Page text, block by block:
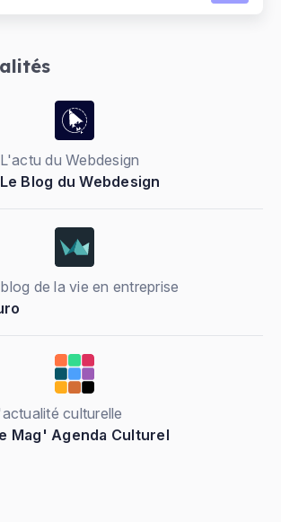
L'actu du Webdesign
Le Blog du Webdesign
de la vie en entreprise
culturelle
Mag' Agenda Culturel